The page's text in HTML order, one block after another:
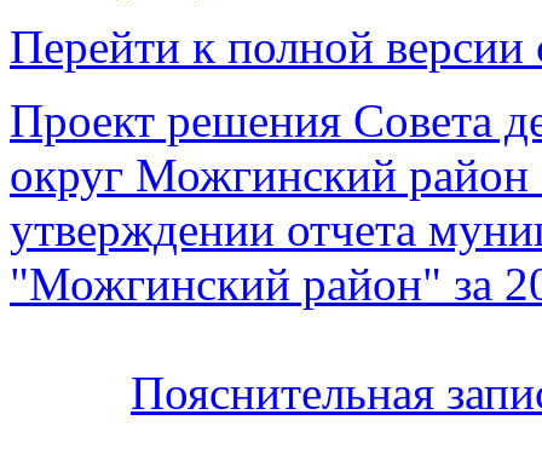
Перейти к полной версии
Проект решения Совета
округ Можгинский
утверждении отчета
"Можгинский район" за
Пояснительная